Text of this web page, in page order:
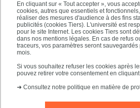
En cliquant sur « Tout accepter », vous
cookies, autres que essentiels et
réaliser des mesures d'audience à des fins
publicités (cookies Tiers). L'université est
pour le site Internet. Les cookies Tiers sont
dans nos mentions légales. En cas de refus
traceurs, vos paramètres seront
mois.
Si vous souhaitez refuser les cookies après
pouvez retirer votre consentement en
➜ Consultez notre politique en matière de
Université Paris-Est Créteil
Faculté des lettres, langues et
humaines
61, avenue du Général de Gaulle
94010 Créteil